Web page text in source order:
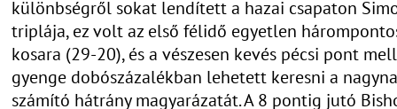
különbségről sokat lendített a hazai csapaton
triplája, ez volt az első félidő egyetlen
kosara (29-20), és a vészesen kevés pécsi pont
gyenge dobószázalékban lehetett keresni a
számító hátrány magyarázatát. A 8 pontig jutó